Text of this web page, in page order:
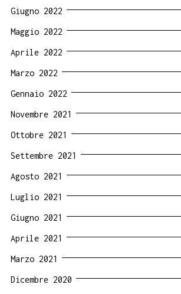
Giugno 2022
Maggio 2022
Aprile 2022
Marzo 2022
Gennaio 2022
Novembre 2021
Ottobre 2021
Settembre 2021
Agosto 2021
Luglio 2021
Giugno 2021
Aprile 2021
Marzo 2021
Dicembre 2020